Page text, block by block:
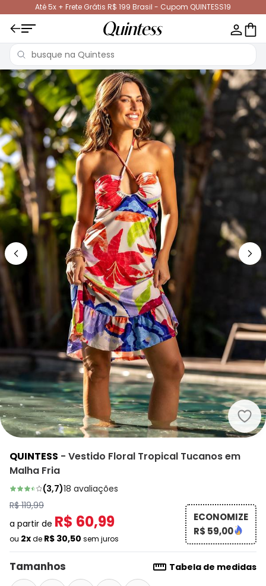
Até 5x + Frete Grátis R$ 199 Brasil - Cupom QUINTESS19
QUINTESS - Vestido Floral Tropical Tucanos em
Malha Fria
(3,7)18 avaliações
R$ 119,99
a partir de R$ 60,99
ou 2xde R$ 30,50 sem juros
ECONOMIZE
R$ 59,00
Tamanhos Tabela de medidas